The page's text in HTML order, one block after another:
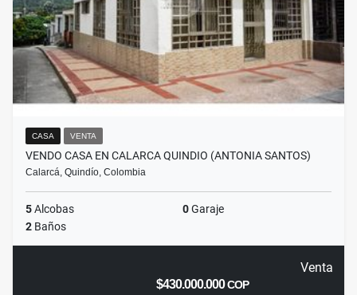
CASA VENTA
VENDO CASA EN CALARCA QUINDIO (ANTONIA SANTOS)
Calarcá, Quindío, Colombia
5Alcobas 0Garaje
2 Baños
Venta
$430.000.000COP